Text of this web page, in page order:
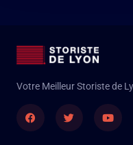
Votre Meilleur Storiste de
FacebookTwitter